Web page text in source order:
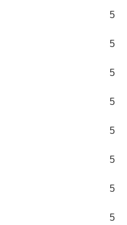
5
5
5
5
5
5
5
5